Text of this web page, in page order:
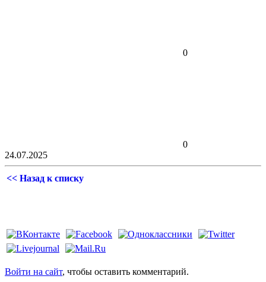
0
0
24.07.2025
<< Назад к списку
Войти на сайт, чтобы оставить комментарий.